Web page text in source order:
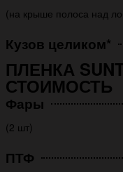
(на крыше полоса над
Кузов целиком*
ПЛЕНКА
СТОИМОСТЬ
Фары
(2 шт)
ПТФ